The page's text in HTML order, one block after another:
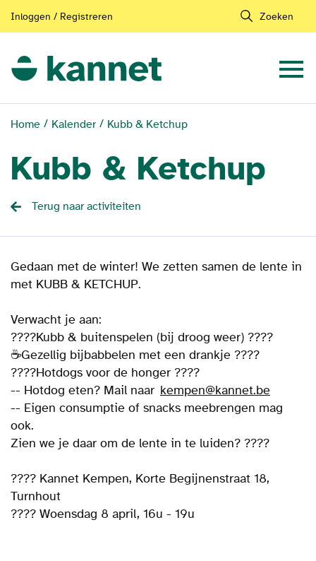
Inloggen / Registreren Zoeken
Home Kalender Kubb & Ketchup
Kubb & Ketchup
Terug naar activiteiten
Gedaan met de winter! We zetten samen de lente in
met KUBB & KETCHUP.
Verwacht je aan:
????Kubb & buitenspelen (bij droog weer) ????
☕Gezellig bijbabbelen met een drankje ????
????Hotdogs voor de honger ????
-- Hotdog eten? Mail naar kempen@kannet.be
-- Eigen consumptie of snacks meebrengen mag
ook.
Zien we je daar om de lente in te luiden? ????
???? Kannet Kempen, Korte Begijnenstraat 18,
Turnhout
???? Woensdag 8 april, 16u - 19u